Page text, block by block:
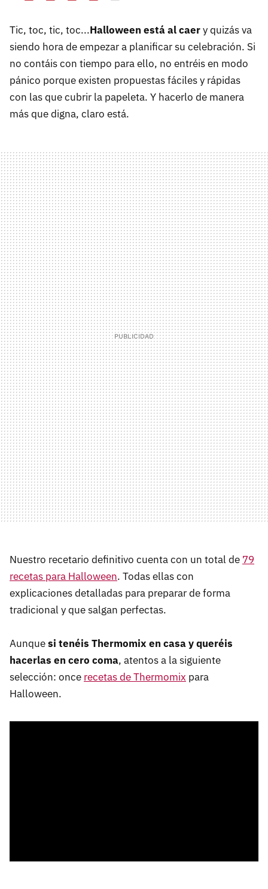
Tic, toc, tic, toc...Halloween está al caery quizás va
siendo hora de empezar a planificar su celebración. Si
no contáis con tiempo para ello, no entréis en modo
pánico porque existen propuestas fáciles y rápidas
con las que cubrir la papeleta. Y hacerlo de manera
más que digna, claro está.
Nuestro recetario definitivo cuenta con un total de 79
recetas para Halloween. Todas ellas con
explicaciones detalladas para preparar de forma
tradicional y que salgan perfectas.
Aunquesi tenéis Thermomix en casa y queréis
hacerlas en cero coma, atentos a la siguiente
selección: once recetas de Thermomix para
Halloween.